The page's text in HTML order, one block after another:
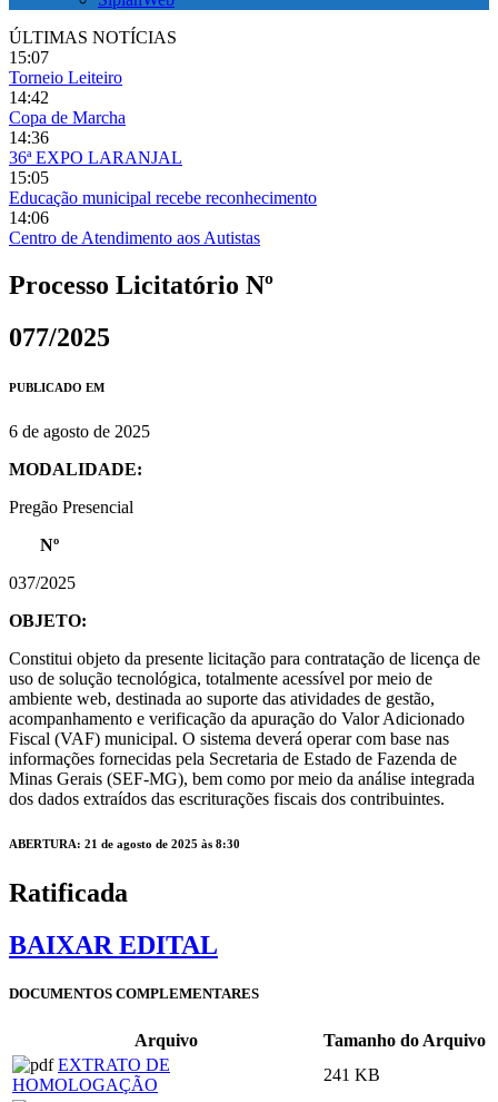
ÚLTIMAS NOTÍCIAS
15:07
Torneio Leiteiro
14:42
Copa de Marcha
14:36
36ª EXPO LARANJAL
15:05
Educação municipal recebe reconhecimento
14:06
Centro de Atendimento aos Autistas
Processo Licitatório Nº
077/2025
PUBLICADO EM
6 de agosto de 2025
MODALIDADE:
Pregão Presencial
Nº
037/2025
OBJETO:
Constitui objeto da presente licitação para contratação de licença de
uso de solução tecnológica, totalmente acessível por meio de
ambiente web, destinada ao suporte das atividades de gestão,
acompanhamento e verificação da apuração do Valor Adicionado
Fiscal (VAF) municipal. O sistema deverá operar com base nas
informações fornecidas pela Secretaria de Estado de Fazenda de
Minas Gerais (SEF-MG), bem como por meio da análise integrada
dos dados extraídos das escriturações fiscais dos contribuintes.
ABERTURA: 21 de agosto de 2025 às 8:30
Ratificada
BAIXAR EDITAL
DOCUMENTOS COMPLEMENTARES
Arquivo
Tamanho do Arquivo
EXTRATO DE
HOMOLOGAÇÃO
241 KB